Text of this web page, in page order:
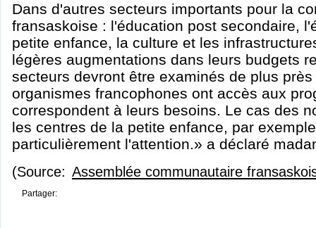
Dans d'autres secteurs importants pour la
fransaskoise : l'éducation post secondaire,
petite enfance, la culture et les
légères augmentations dans leurs budgets
secteurs devront être examinés de plus
organismes francophones ont accès aux
correspondent à leurs besoins. Le cas des
les centres de la petite enfance, par
particulièrement l'attention.» a déclaré
(Source: Assemblée communautaire
Partager: